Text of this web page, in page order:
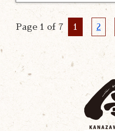
Page 1 of 7 1 2